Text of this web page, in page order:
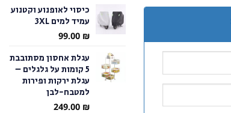
כיסוי לאופנוע וקטנוע
עמיד למים 3XL
99.00 ₪
עגלת אחסון מסתובבת
5 קומות על גלגלים –
עגלת ירקות ופירות
למטבח-לבן
249.00 ₪